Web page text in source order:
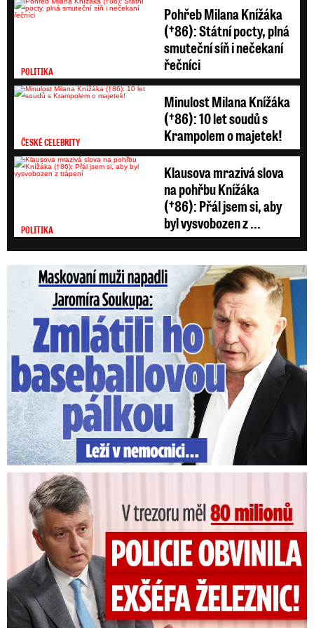
Počasí s Dagmar Honsovou
Zdroj: Dagmar Honsová, David Vaníček, Lukáš Červený,
POLITIKA
Pohřeb Milana Knížáka
(†86): Státní pocty, plná
smuteční síň i nečekaní
řečníci
ČESKÉ CELEBRITY
Minulost Milana Knížáka
(†86): 10 let soudů s
Krampolem o majetek!
POLITIKA
Klausova mrazivá slova
na pohřbu Knížáka
(†86): Přál jsem si, aby
byl vysvobozen z ...
Maskovaní muži napadli Jaromíra Soukupa: Krvavá nakládačka
V trezoru měl 80 milionů: Policie obvinila exšéfa železnic!